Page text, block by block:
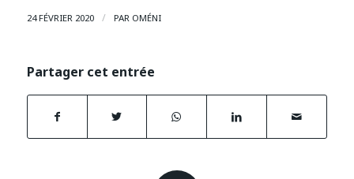
24 FÉVRIER 2020 / PAR OMÉNI
Partager cet entrée